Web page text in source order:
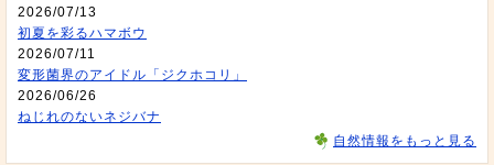
2026/07/13
初夏を彩るハマボウ
2026/07/11
変形菌界のアイドル「ジクホコリ」
2026/06/26
ねじれのないネジバナ
自然情報をもっと見る